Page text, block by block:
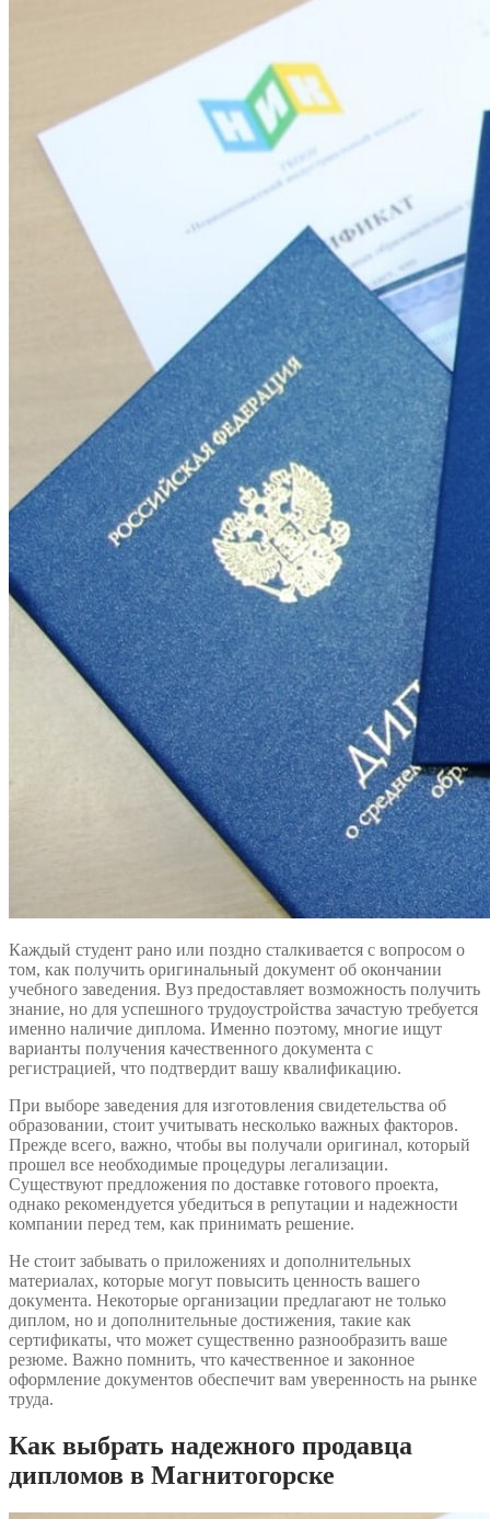
Каждый студент рано или поздно сталкивается с вопросом о
том, как получить оригинальный документ об окончании
учебного заведения. Вуз предоставляет возможность получить
знание, но для успешного трудоустройства зачастую требуется
именно наличие диплома. Именно поэтому, многие ищут
варианты получения качественного документа с
регистрацией, что подтвердит вашу квалификацию.
При выборе заведения для изготовления свидетельства об
образовании, стоит учитывать несколько важных факторов.
Прежде всего, важно, чтобы вы получали оригинал, который
прошел все необходимые процедуры легализации.
Существуют предложения по доставке готового проекта,
однако рекомендуется убедиться в репутации и надежности
компании перед тем, как принимать решение.
Не стоит забывать о приложениях и дополнительных
материалах, которые могут повысить ценность вашего
документа. Некоторые организации предлагают не только
диплом, но и дополнительные достижения, такие как
сертификаты, что может существенно разнообразить ваше
резюме. Важно помнить, что качественное и законное
оформление документов обеспечит вам уверенность на рынке
труда.
Как выбрать надежного продавца
дипломов в Магнитогорске